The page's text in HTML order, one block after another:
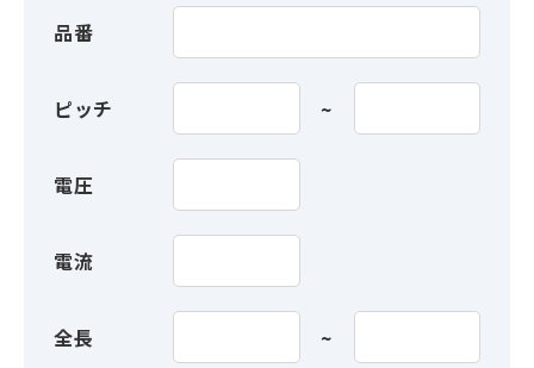
品番
ピッチ
電圧
電流
全長